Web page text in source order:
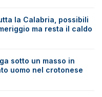
la Calabria, possibili
ma resta il caldo
sotto un masso in
uomo nel crotonese